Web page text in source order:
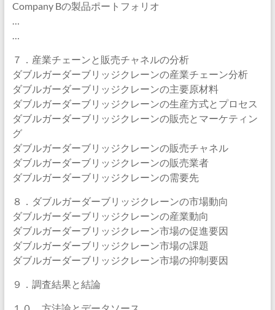
Company Bの製品ポートフォリオ
…
…
７．産業チェーンと販売チャネルの分析
ダブルガーダーブリッジクレーンの産業チェーン分析
ダブルガーダーブリッジクレーンの主要原材料
ダブルガーダーブリッジクレーンの生産方式とプロセス
ダブルガーダーブリッジクレーンの販売とマーケティン
グ
ダブルガーダーブリッジクレーンの販売チャネル
ダブルガーダーブリッジクレーンの販売業者
ダブルガーダーブリッジクレーンの需要先
８．ダブルガーダーブリッジクレーンの市場動向
ダブルガーダーブリッジクレーンの産業動向
ダブルガーダーブリッジクレーン市場の促進要因
ダブルガーダーブリッジクレーン市場の課題
ダブルガーダーブリッジクレーン市場の抑制要因
９．調査結果と結論